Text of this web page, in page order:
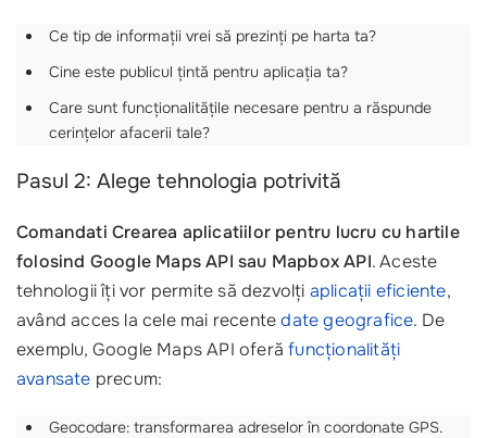
Ce tip de informații vrei să prezinți pe harta ta?
Cine este publicul țintă pentru aplicația ta?
Care sunt funcționalitățile necesare pentru a răspunde
cerințelor afacerii tale?
Pasul 2: Alege tehnologia potrivită
Comandati Crearea aplicatiilor pentru lucru cu hartile
folosind Google Maps API sau Mapbox API. Aceste
tehnologii îți vor permite să dezvolți aplicații eficiente,
având acces la cele mai recentedate geografice. De
exemplu, Google Maps API oferăfuncționalități
avansate precum:
Geocodare: transformarea adreselor în coordonate GPS.